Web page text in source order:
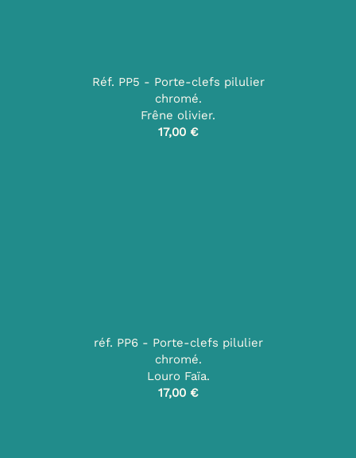
Réf. PP5 - Porte-clefs pilulier
chromé.
Frêne olivier.
17,00 €
réf. PP6 - Porte-clefs pilulier
chromé.
Louro Faïa.
17,00 €